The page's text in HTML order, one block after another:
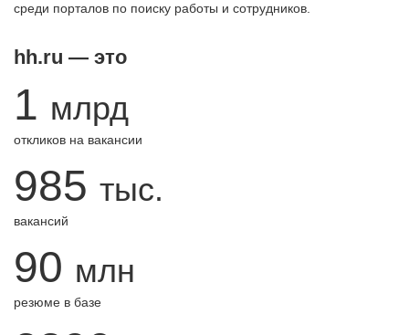
среди порталов по поиску работы и сотрудников.
hh.ru — это
1 млрд
откликов на вакансии
985 тыс.
вакансий
90 млн
резюме в базе